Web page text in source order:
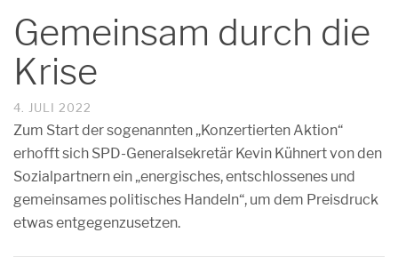
Gemeinsam durch die
Krise
4. JULI 2022
Zum Start der sogenannten „Konzertierten Aktion“
erhofft sich SPD-Generalsekretär Kevin Kühnert von den
Sozialpartnern ein „energisches, entschlossenes und
gemeinsames politisches Handeln“, um dem Preisdruck
etwas entgegenzusetzen.